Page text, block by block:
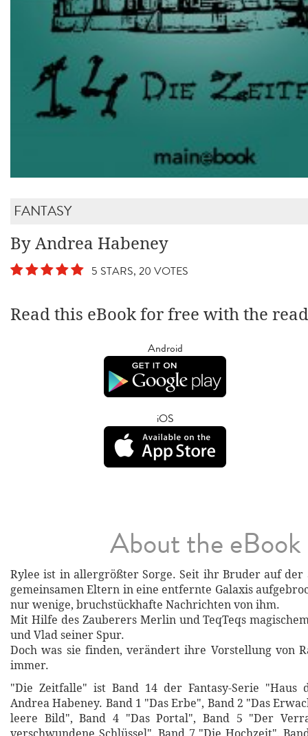
FANTASY
By Andrea Habeney
5 STARS, 20 VOTES
Read this eBook for free with the
Android
iOS
About the eBook
Rylee ist in allergrößter Sorge. Seit ihr Bruder auf der
gemeinsamen Eltern in eine entfernte Galaxis
nur wenige, bruchstückhafte Nachrichten von ihm.
Mit Hilfe des Zauberers Merlin und TeqTeqs
und Vlad seiner Spur.
Doch was sie finden, verändert ihre Vorstellung von
immer.
"Die Zeitfalle" ist Band 14 der Fantasy-Serie "Haus
Andrea Habeney. Band 1 "Das Erbe", Band 2 "Das
leere Bild", Band 4 "Das Portal", Band 5 "Der